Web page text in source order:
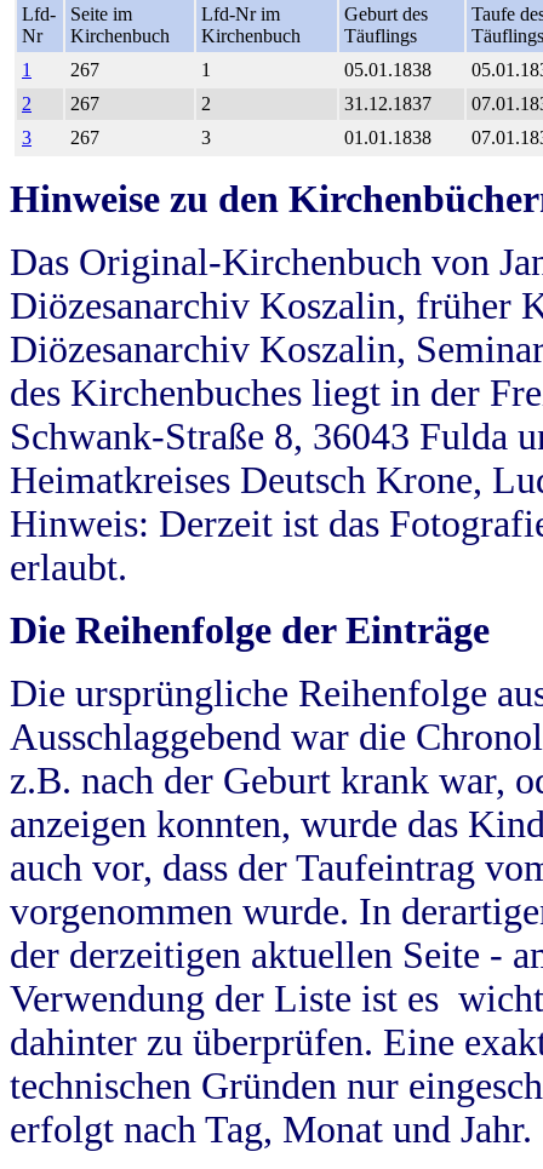
Lfd-
Nr
Seite im
Kirchenbuch
Lfd-Nr im
Kirchenbuch
Geburt des
Täuflings
Taufe
Täuflings
1
267 1 05.01.1838
2
267 2 31.12.1837
3
267 3 01.01.1838
Hinweise zu den
Das Original-Kirchenbuch von
Diözesanarchiv Koszalin, früher
Diözesanarchiv Koszalin,
des Kirchenbuches liegt in der
Schwank-Straße 8, 36043 Fulda
Heimatkreises Deutsch Krone,
Hinweis: Derzeit ist das
erlaubt.
Die Reihenfolge der Einträge
Die ursprüngliche Reihenfolge
Ausschlaggebend war die
z.B. nach der Geburt krank war,
anzeigen konnten, wurde das
auch vor, dass der Taufeintrag
vorgenommen wurde. In
der derzeitigen aktuellen Seite -
Verwendung der Liste ist es
dahinter zu überprüfen. Eine
technischen Gründen nur
erfolgt nach Tag, Monat und Jahr.